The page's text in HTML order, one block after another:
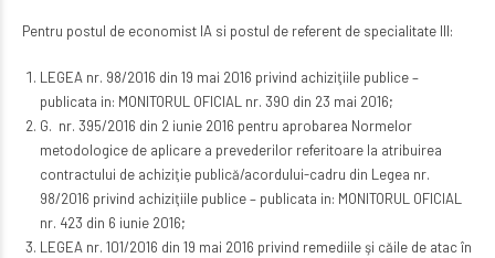
Pentru postul de economist IA si postul de referent de specialitate III:
LEGEA nr. 98/2016 din 19 mai 2016 privind achiziţiile publice –
publicata in: MONITORUL OFICIAL nr. 390 din 23 mai 2016;
G. nr. 395/2016 din 2 iunie 2016 pentru aprobarea Normelor
metodologice de aplicare a prevederilor referitoare la atribuirea
contractului de achiziţie publică/acordului-cadru din Legea nr.
98/2016 privind achiziţiile publice – publicata in: MONITORUL OFICIAL
nr. 423 din 6 iunie 2016;
LEGEA nr. 101/2016 din 19 mai 2016 privind remediile şi căile de atac în